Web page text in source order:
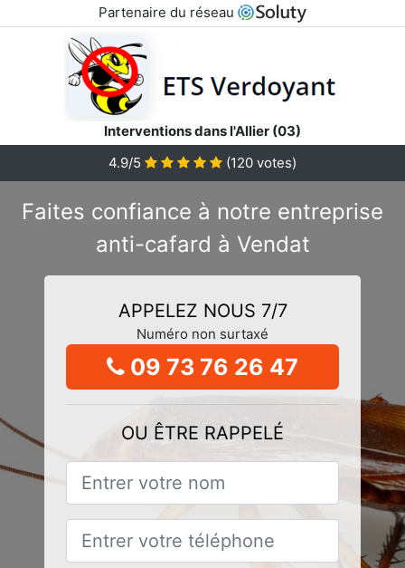
Partenaire du réseau
Interventions dans l'Allier (03)
4.9/5
(120 votes)
Faites confiance à notre entreprise
anti-cafard à Vendat
APPELEZ NOUS 7/7
Numéro non surtaxé
09 73 76 26 47
OU ÊTRE RAPPELÉ